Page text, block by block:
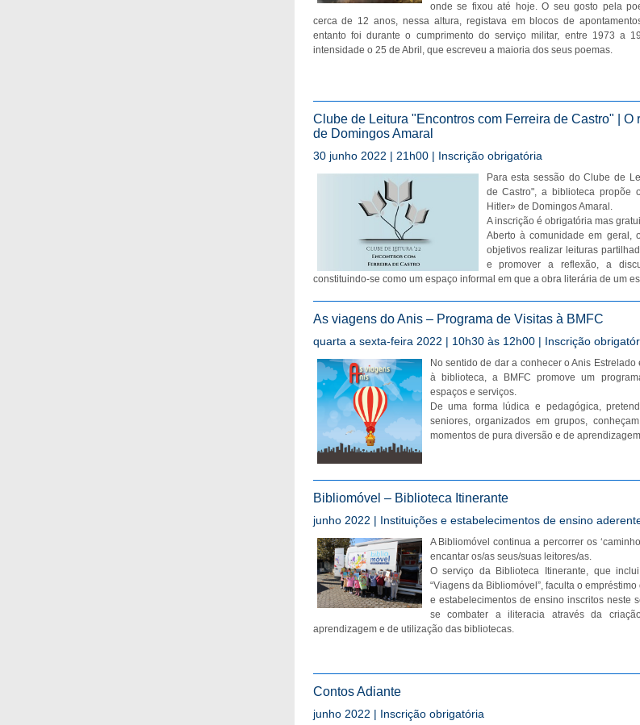
onde se fixou até hoje. O seu gosto pela
cerca de 12 anos, nessa altura, registava em blocos de
entanto foi durante o cumprimento do serviço militar, entre 1973 a
intensidade o 25 de Abril, que escreveu a maioria dos seus poemas.
Clube de Leitura "Encontros com Ferreira de Castro" | O
de Domingos Amaral
30 junho 2022 | 21h00 | Inscrição obrigatória
Para esta sessão do Clube de
de Castro", a biblioteca propõe
Hitler» de Domingos Amaral.
A inscrição é obrigatória mas
Aberto à comunidade em geral,
objetivos realizar leituras
e promover a reflexão, a
constituindo-se como um espaço informal em que a obra literária de um
As viagens do Anis – Programa de Visitas à BMFC
quarta a sexta-feira 2022 | 10h30 às 12h00 | Inscrição
No sentido de dar a conhecer o Anis
à biblioteca, a BMFC promove um
espaços e serviços.
De uma forma lúdica e pedagógica,
seniores, organizados em grupos,
momentos de pura diversão e de
Bibliomóvel – Biblioteca Itinerante
junho 2022 | Instituições e estabelecimentos de ensino
A Bibliomóvel continua a percorrer os
encantar os/as seus/suas leitores/as.
O serviço da Biblioteca Itinerante, que
“Viagens da Bibliomóvel”, faculta o
e estabelecimentos de ensino inscritos neste
se combater a iliteracia através da
aprendizagem e de utilização das bibliotecas.
Contos Adiante
junho 2022 | Inscrição obrigatória